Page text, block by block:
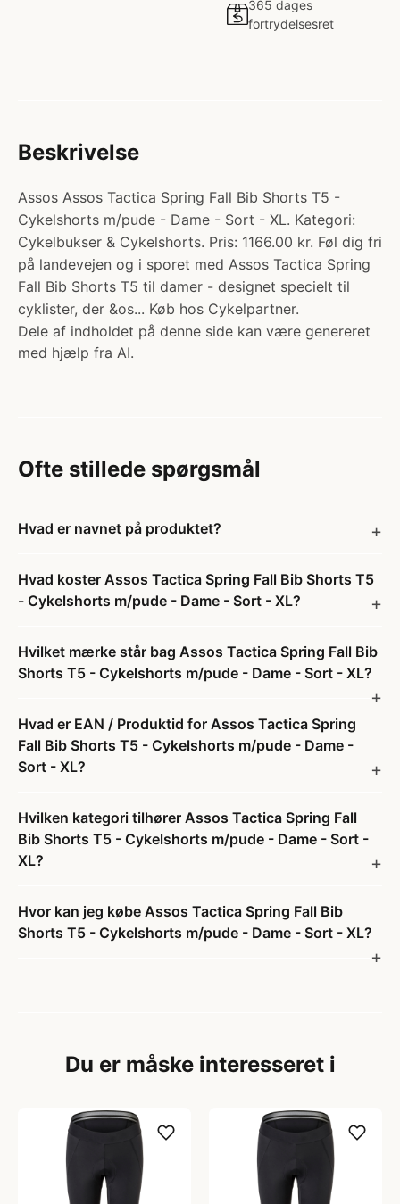
365 dages
fortrydelsesret
Beskrivelse
Assos Assos Tactica Spring Fall Bib Shorts T5 -
Cykelshorts m/pude - Dame - Sort - XL. Kategori:
Cykelbukser & Cykelshorts. Pris: 1166.00 kr. Føl dig fri
på landevejen og i sporet med Assos Tactica Spring
Fall Bib Shorts T5 til damer - designet specielt til
cyklister, der &os... Køb hos Cykelpartner.
Dele af indholdet på denne side kan være genereret
med hjælp fra AI.
Ofte stillede spørgsmål
Hvad er navnet på produktet?
Hvad koster Assos Tactica Spring Fall Bib Shorts T5
- Cykelshorts m/pude - Dame - Sort - XL?
Hvilket mærke står bag Assos Tactica Spring Fall Bib
Shorts T5 - Cykelshorts m/pude - Dame - Sort - XL?
Hvad er EAN / Produktid for Assos Tactica Spring
Fall Bib Shorts T5 - Cykelshorts m/pude - Dame -
Sort - XL?
Hvilken kategori tilhører Assos Tactica Spring Fall
Bib Shorts T5 - Cykelshorts m/pude - Dame - Sort -
XL?
Hvor kan jeg købe Assos Tactica Spring Fall Bib
Shorts T5 - Cykelshorts m/pude - Dame - Sort - XL?
Du er måske interesseret i